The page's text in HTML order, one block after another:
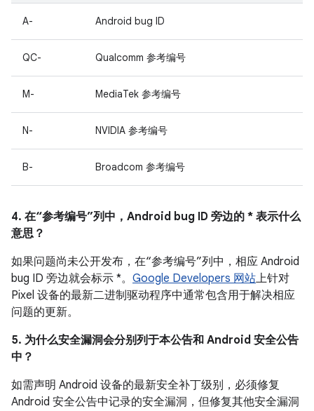
A- Android bug ID
QC- Qualcomm 参考编号
M- MediaTek 参考编号
N- NVIDIA 参考编号
B- Broadcom 参考编号
4. 在“参考编号”列中，Android bug ID 旁边的 * 表示什么
意思？
如果问题尚未公开发布，在“参考编号”列中，相应 Android
bug ID 旁边就会标示 *。 Google Developers 网站上针对
Pixel 设备的最新二进制驱动程序中通常包含用于解决相应
问题的更新。
5. 为什么安全漏洞会分别列于本公告和 Android 安全公告
中？
如需声明 Android 设备的最新安全补丁级别，必须修复
Android 安全公告中记录的安全漏洞，但修复其他安全漏洞